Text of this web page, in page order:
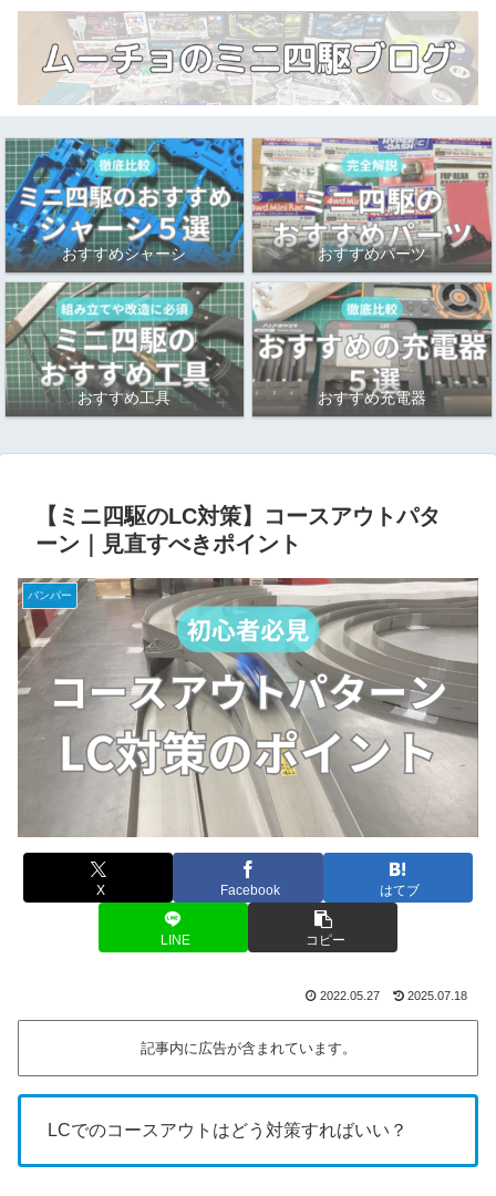
おすすめシャーシ おすすめパーツ
おすすめ工具 おすすめ充電器
【ミニ四駆のLC対策】コースアウトパタ
ーン｜見直すべきポイント
バンパー
X Facebook はてブ
LINE コピー
2022.05.27 2025.07.18
記事内に広告が含まれています。
LCでのコースアウトはどう対策すればいい？